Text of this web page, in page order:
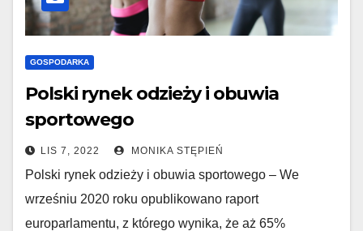
GOSPODARKA
Polski rynek odzieży i obuwia
sportowego
LIS 7, 2022 MONIKA STĘPIEŃ
Polski rynek odzieży i obuwia sportowego – We
wrześniu 2020 roku opublikowano raport
europarlamentu, z którego wynika, że aż 65%